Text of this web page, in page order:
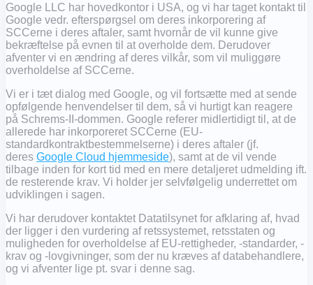
Google LLC har hovedkontor i USA, og vi har taget kontakt til
Google vedr. efterspørgsel om deres inkorporering af
SCCerne i deres aftaler, samt hvornår de vil kunne give
bekræftelse på evnen til at overholde dem. Derudover
afventer vi en ændring af deres vilkår, som vil muliggøre
overholdelse af SCCerne.
Vi er i tæt dialog med Google, og vil fortsætte med at sende
opfølgende henvendelser til dem, så vi hurtigt kan reagere
på Schrems-II-dommen. Google referer midlertidigt til, at de
allerede har inkorporeret SCCerne (EU-
standardkontraktbestemmelserne) i deres aftaler (jf.
deres Google Cloud hjemmeside), samt at de vil vende
tilbage inden for kort tid med en mere detaljeret udmelding ift.
de resterende krav. Vi holder jer selvfølgelig underrettet om
udviklingen i sagen.
Vi har derudover kontaktet Datatilsynet for afklaring af, hvad
der ligger i den vurdering af retssystemet, retsstaten og
muligheden for overholdelse af EU-rettigheder, -standarder, -
krav og -lovgivninger, som der nu kræves af databehandlere,
og vi afventer lige pt. svar i denne sag.